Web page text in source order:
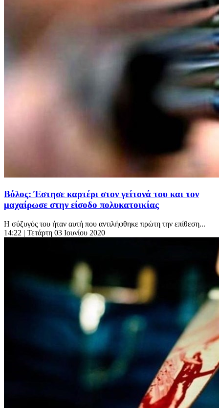
Βόλος: Έστησε καρτέρι στον γείτονά του και τον
μαχαίρωσε στην είσοδο πολυκατοικίας
Η σύζυγός του ήταν αυτή που αντιλήφθηκε πρώτη την επίθεση...
14:22 | Τετάρτη 03 Ιουνίου 2020